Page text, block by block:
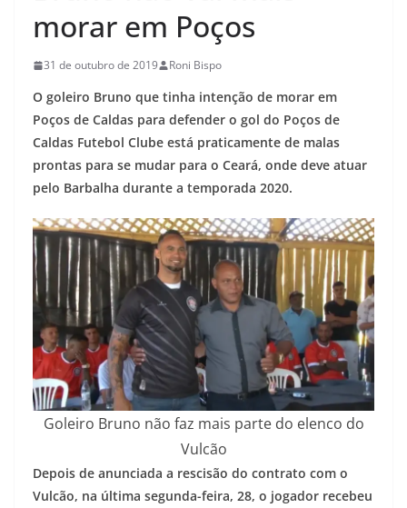
morar em Poços
31 de outubro de 2019 Roni Bispo
O goleiro Bruno que tinha intenção de morar em
Poços de Caldas para defender o gol do Poços de
Caldas Futebol Clube está praticamente de malas
prontas para se mudar para o Ceará, onde deve atuar
pelo Barbalha durante a temporada 2020.
Goleiro Bruno não faz mais parte do elenco do
Vulcão
Depois de anunciada a rescisão do contrato com o
Vulcão, na última segunda-feira, 28, o jogador recebeu